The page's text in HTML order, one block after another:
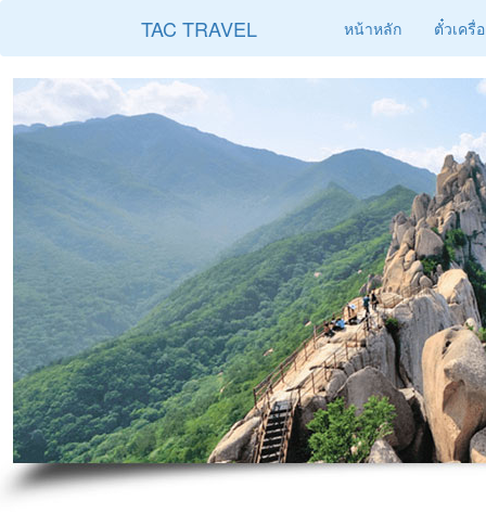
TAC TRAVEL หน้าหลัก ตั๋วเครื่